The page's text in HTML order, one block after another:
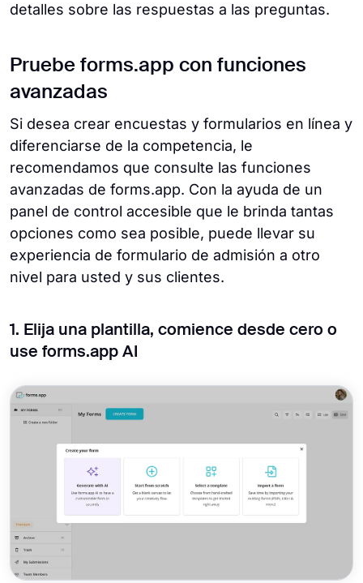
detalles sobre las respuestas a las preguntas.
Pruebe forms.app con funciones
avanzadas
Si desea crear encuestas y formularios en línea y
diferenciarse de la competencia, le
recomendamos que consulte las funciones
avanzadas de forms.app. Con la ayuda de un
panel de control accesible que le brinda tantas
opciones como sea posible, puede llevar su
experiencia de formulario de admisión a otro
nivel para usted y sus clientes.
1. Elija una plantilla, comience desde cero o
use forms.app AI